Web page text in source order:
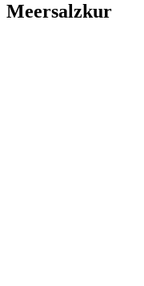
Meersalzkur